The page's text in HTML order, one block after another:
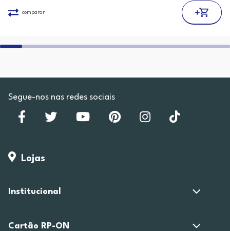
comparar
Segue-nos nas redes sociais
Lojas
Institucional
Cartão RP-ON